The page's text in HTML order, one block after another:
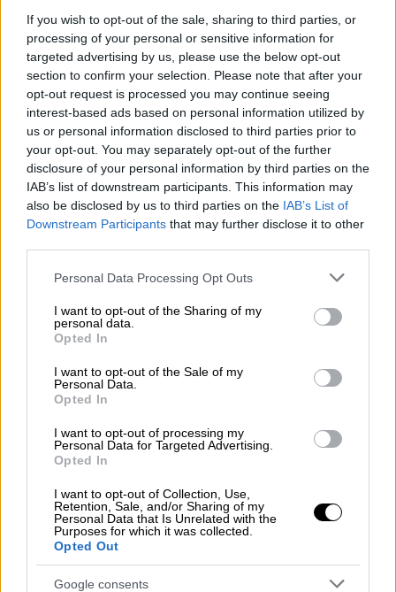
If you wish to opt-out of the sale, sharing to third parties, or
processing of your personal or sensitive information for
targeted advertising by us, please use the below opt-out
section to confirm your selection. Please note that after your
opt-out request is processed you may continue seeing
interest-based ads based on personal information utilized by
us or personal information disclosed to third parties prior to
your opt-out. You may separately opt-out of the further
disclosure of your personal information by third parties on the
IAB’s list of downstream participants. This information may
also be disclosed by us to third parties on the IAB’s List of
Downstream Participants that may further disclose it to other
Please note that this website/app uses one or more Google
not limited to your visit or usage behaviour. You may click to
grant or deny consent to Google and its third-party tags to
use your data for below specified purposes in below Google
consent section.
Personal Data Processing Opt Outs
I want to opt-out of the Sharing of my
personal data.
Opted In
I want to opt-out of the Sale of my
Personal Data.
Opted In
I want to opt-out of processing my
Personal Data for Targeted Advertising.
Opted In
I want to opt-out of Collection, Use,
Retention, Sale, and/or Sharing of my
Personal Data that Is Unrelated with the
Purposes for which it was collected.
Opted Out
Google consents
16.02.2026 22:38
Ρεκόρ Γκίνες σε δημοπρασία:
Συλλεκτική κάρτα Pokemon πωλήθηκε
για 16,5 εκατομμύρια δολάρια - Πώς
απέκτησε την... υπεραξία
Η κάρτα, που πρότινος άνηκε στον Λόγκαν
Πολ, πωλήθηκε μέσα σε ειδικά